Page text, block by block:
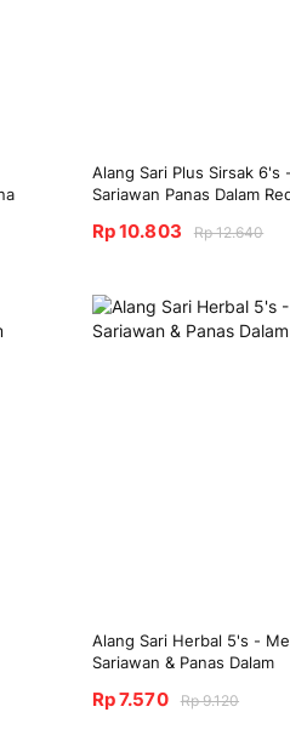
Alang Sari Plus Sirsak 6's
Sariawan Panas Dalam
Rp 10.803 Rp 12.640
Alang Sari Herbal 5's -
Sariawan & Panas Dalam
Rp 7.570 Rp 9.120